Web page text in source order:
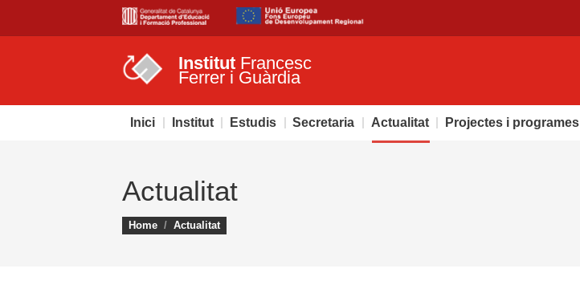
Institut Francesc
Ferrer i Guàrdia
Inici Institut Estudis Secretaria Actualitat Projectes i programes
Actualitat
You are here:
Home Actualitat